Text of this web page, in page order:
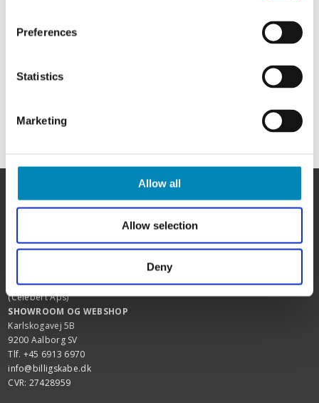
Preferences
Statistics
Marketing
Allow all
Allow selection
Deny
BilligSkabe.dk
(Celebert Aps)
SHOWROOM OG WEBSHOP
Karlskogavej 5B
9200 Aalborg SV
Tlf. +45 6913 6970
info@billigskabe.dk
CVR: 27428959